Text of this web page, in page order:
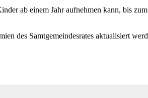
ab einem Jahr aufnehmen kann, bis
des Samtgemeindesrates aktualisiert